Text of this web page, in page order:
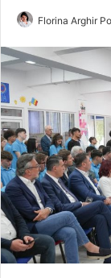
Florina Arghir